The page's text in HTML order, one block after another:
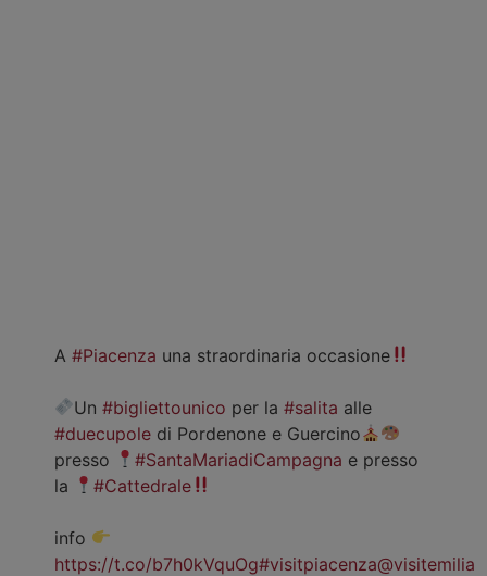
A #Piacenza una straordinaria occasione
Un#bigliettounico per la#salita alle
#duecupole di Pordenone e Guercino
presso
#SantaMariadiCampagna e presso
la
#Cattedrale
info
https://t.co/b7h0kVquOg#visitpiacenza@visitemilia